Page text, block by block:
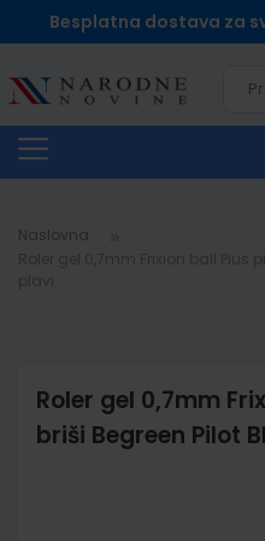
Besplatna dostava za
Naslovna
Roler gel 0,7mm
briši Begreen Pilot